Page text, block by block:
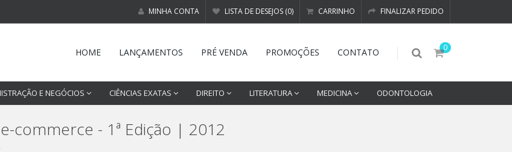
MINHA CONTA LISTA DE DESEJOS (0) CARRINHO FINALIZAR PEDIDO
0
HOME LANÇAMENTOS PRÉ VENDA PROMOÇÕES CONTATO
E NEGÓCIOS CIÊNCIAS EXATAS DIREITO LITERATURA MEDICINA ODONTOLOGIA
commerce - 1ª Edição | 2012